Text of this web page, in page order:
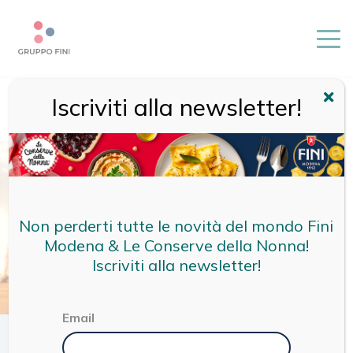
/MAGAZINE/TERRITORIO/ I LUOGHI DOVE BACIARSI
CON VISTA ROMANTICA IN EMILIA ROMAGNA
Iscriviti alla newsletter!
Non perderti tutte le novità del mondo Fini
Modena & Le Conserve della Nonna!
Iscriviti alla newsletter!
Email